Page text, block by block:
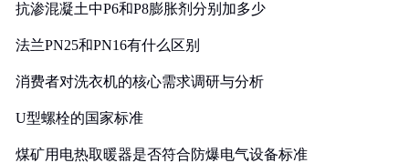
抗渗混凝土中P6和P8膨胀剂分别加多少
法兰PN25和PN16有什么区别
消费者对洗衣机的核心需求调研与分析
U型螺栓的国家标准
煤矿用电热取暖器是否符合防爆电气设备标准